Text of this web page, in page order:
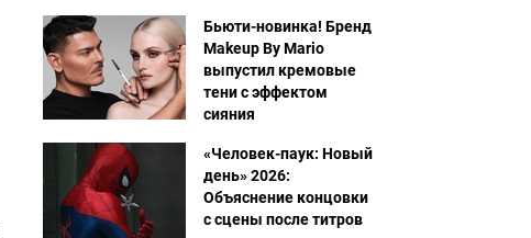
Бьюти-новинка! Бренд
Makeup By Mario
выпустил кремовые
тени с эффектом
сияния
«Человек-паук: Новый
день» 2026:
Объяснение концовки
с сцены после титров